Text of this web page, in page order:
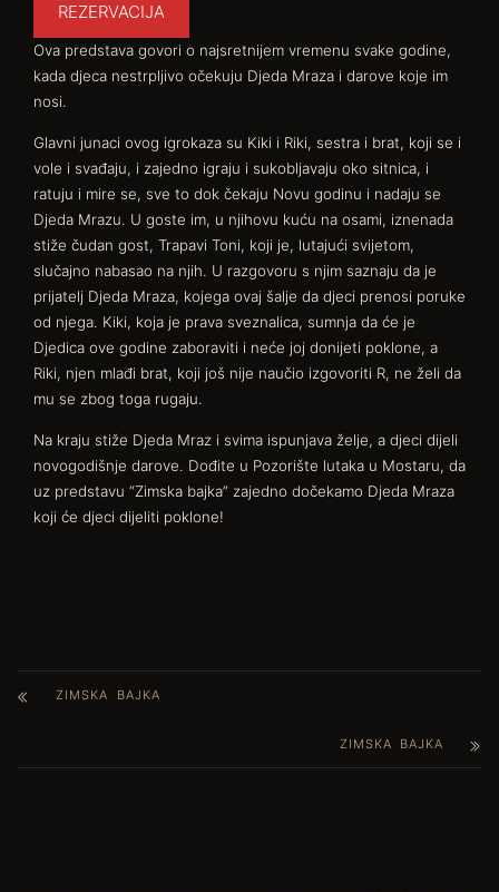
REZERVACIJA
Ova predstava govori o najsretnijem vremenu svake godine,
kada djeca nestrpljivo očekuju Djeda Mraza i darove koje im
nosi.
Glavni junaci ovog igrokaza su Kiki i Riki, sestra i brat, koji se i
vole i svađaju, i zajedno igraju i sukobljavaju oko sitnica, i
ratuju i mire se, sve to dok čekaju Novu godinu i nadaju se
Djeda Mrazu. U goste im, u njihovu kuću na osami, iznenada
stiže čudan gost, Trapavi Toni, koji je, lutajući svijetom,
slučajno nabasao na njih. U razgovoru s njim saznaju da je
prijatelj Djeda Mraza, kojega ovaj šalje da djeci prenosi poruke
od njega. Kiki, koja je prava sveznalica, sumnja da će je
Djedica ove godine zaboraviti i neće joj donijeti poklone, a
Riki, njen mlađi brat, koji još nije naučio izgovoriti R, ne želi da
mu se zbog toga rugaju.
Na kraju stiže Djeda Mraz i svima ispunjava želje, a djeci dijeli
novogodišnje darove. Dođite u Pozorište lutaka u Mostaru, da
uz predstavu “Zimska bajka” zajedno dočekamo Djeda Mraza
koji će djeci dijeliti poklone!
ZIMSKA BAJKA
ZIMSKA BAJKA